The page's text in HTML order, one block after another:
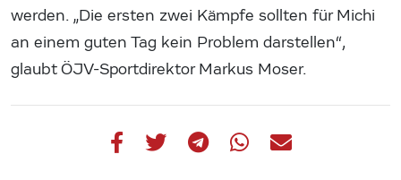
werden. „Die ersten zwei Kämpfe sollten für Michi
an einem guten Tag kein Problem darstellen“,
glaubt ÖJV-Sportdirektor Markus Moser.